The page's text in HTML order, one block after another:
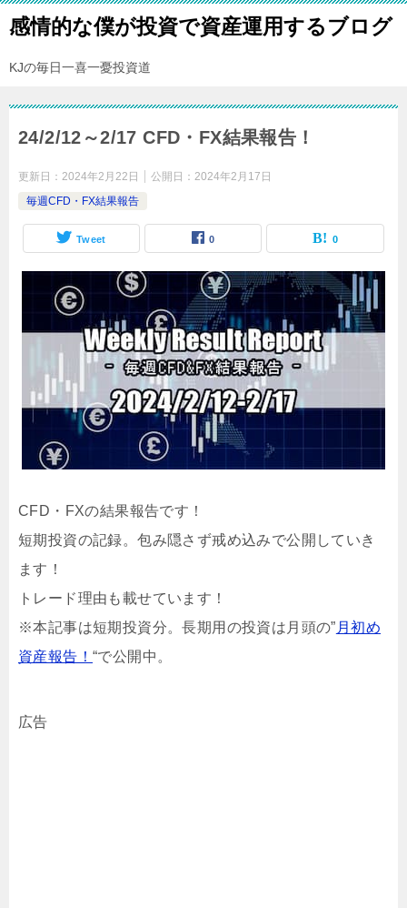
感情的な僕が投資で資産運用するブログ
KJの毎日一喜一憂投資道
24/2/12～2/17 CFD・FX結果報告！
更新日： 2024年2月22日 公開日： 2024年2月17日
毎週CFD・FX結果報告
Tweet 0 0
CFD・FXの結果報告です！
短期投資の記録。包み隠さず戒め込みで公開していき
ます！
トレード理由も載せています！
※本記事は短期投資分。長期用の投資は月頭の” 月初め
資産報告！ “で公開中。
広告